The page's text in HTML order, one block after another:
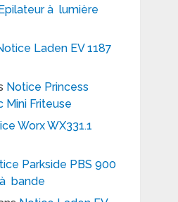
à lumière
Laden EV 1187
Notice Princess
Mini Friteuse
Worx WX331.1
Parkside PBS 900
bande